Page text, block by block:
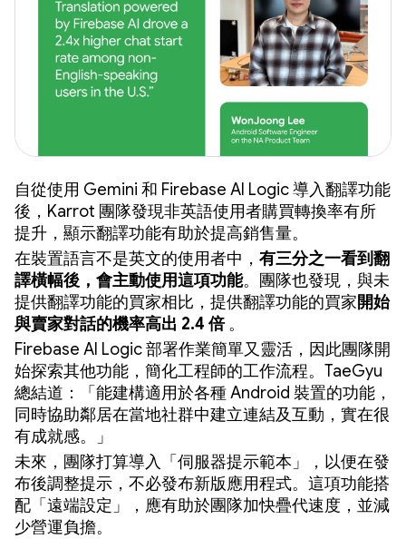
自從使用 Gemini 和 Firebase AI Logic 導入翻譯功能
後，Karrot 團隊發現非英語使用者購買轉換率有所
提升，顯示翻譯功能有助於提高銷售量。
在裝置語言不是英文的使用者中， 有三分之一看到翻
譯橫幅後，會主動使用這項功能。團隊也發現，與未
提供翻譯功能的買家相比，提供翻譯功能的買家開始
與賣家對話的機率高出 2.4 倍。
Firebase AI Logic 部署作業簡單又靈活，因此團隊開
始探索其他功能，簡化工程師的工作流程。TaeGyu
總結道：「能建構適用於各種 Android 裝置的功能，
同時協助鄰居在當地社群中建立連結及互動，實在很
有成就感。」
未來，團隊打算導入「伺服器提示範本」
，以便在發
布後調整提示，不必發布新版應用程式。這項功能搭
配「遠端設定」
，應有助於團隊加快疊代速度，並減
少營運負擔。